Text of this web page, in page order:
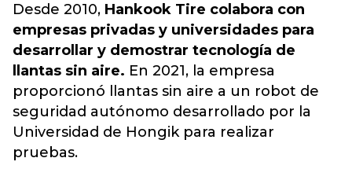
Desde 2010, Hankook Tire colabora con
empresas privadas y universidades para
desarrollar y demostrar tecnología de
llantas sin aire. En 2021, la empresa
proporcionó llantas sin aire a un robot de
seguridad autónomo desarrollado por la
Universidad de Hongik para realizar
pruebas.